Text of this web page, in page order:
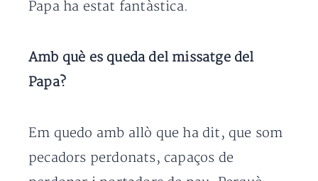
Papa ha estat fantàstica.
Amb què es queda del missatge del
Papa?
Em quedo amb allò que ha dit, que som
pecadors perdonats, capaços de